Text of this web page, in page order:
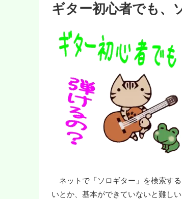
ギター初心者でも、
ネットで「ソロギター」を検索す
いとか、基本ができていないと難し